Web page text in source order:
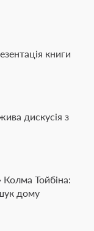
книги
дискусія з
Тойбіна:
дому